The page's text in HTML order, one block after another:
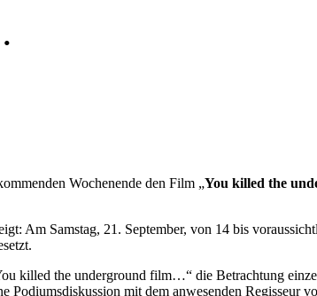
Wochenende den Film „You killed the
Am Samstag, 21. September, von 14 bis
killed the underground film…“ die Betrachtung
mit dem anwesenden Regisseur